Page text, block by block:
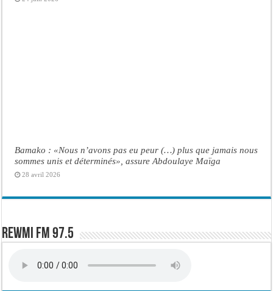
Bamako : «Nous n’avons pas eu peur (…) plus que jamais nous
sommes unis et déterminés», assure Abdoulaye Maïga
28 avril 2026
Rewmi FM 97.5